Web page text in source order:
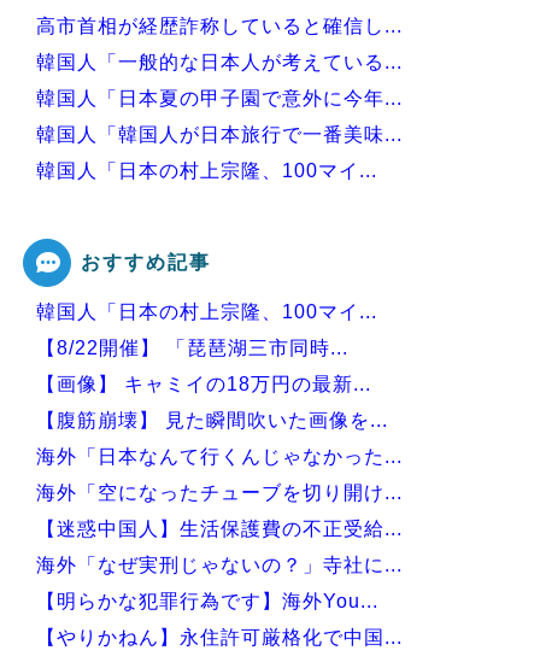
高市首相が経歴詐称していると確信し...
韓国人「一般的な日本人が考えている...
韓国人「日本夏の甲子園で意外に今年...
韓国人「韓国人が日本旅行で一番美味...
韓国人「日本の村上宗隆、100マイ...
Powered by livedoor 相互RSS
おすすめ記事
韓国人「日本の村上宗隆、100マイ...
【8/22開催】 「琵琶湖三市同時...
【画像】 キャミイの18万円の最新...
【腹筋崩壊】 見た瞬間吹いた画像を...
海外「日本なんて行くんじゃなかった...
海外「空になったチューブを切り開け...
【迷惑中国人】生活保護費の不正受給...
海外「なぜ実刑じゃないの？」寺社に...
【明らかな犯罪行為です】海外You...
【やりかねん】永住許可厳格化で中国...